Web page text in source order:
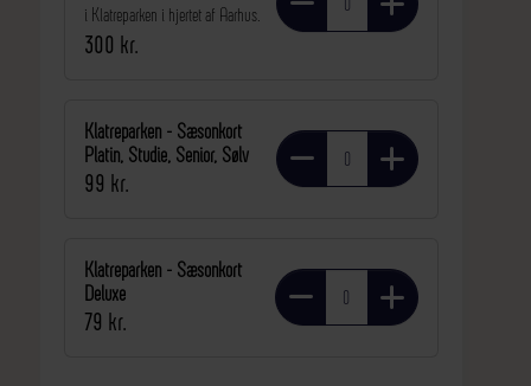
i Klatreparken i hjertet af Aarhus.
300 kr.
Klatreparken - Sæsonkort
Platin, Studie, Senior, Sølv
99 kr.
Klatreparken - Sæsonkort
Deluxe
79 kr.